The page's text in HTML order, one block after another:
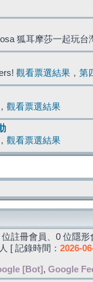
狐耳摩莎一起玩台
觀看票選結果 ， 第
觀看票選結果
觀看票選結果
註冊會員、0 位隱
[ 記錄時間： 2026-
[Bot] , Google